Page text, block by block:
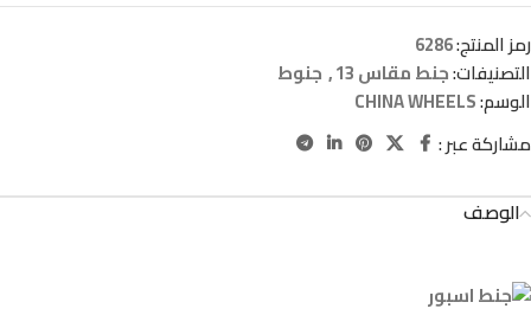
رمز المنتج:6286
التصنيفات:جنط مقاس 13 , جنوط
الوسم:CHINA WHEELS
مشاركة عبر :
الوصف